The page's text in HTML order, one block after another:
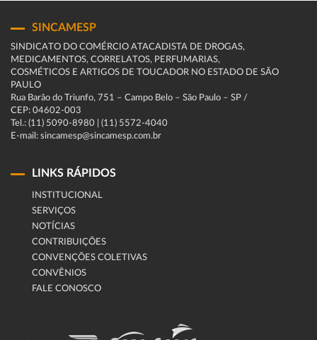
SINCAMESP
SINDICATO DO COMÉRCIO ATACADISTA DE DROGAS,
MEDICAMENTOS, CORRELATOS, PERFUMARIAS,
COSMÉTICOS E ARTIGOS DE TOUCADOR NO ESTADO DE SÃO
PAULO
Rua Barão do Triunfo, 751 – Campo Belo – São Paulo – SP /
CEP: 04602-003
Tel.: (11) 5090-8980 | (11) 5572-4040
E-mail: sincamesp@sincamesp.com.br
LINKS RÁPIDOS
INSTITUCIONAL
SERVIÇOS
NOTÍCIAS
CONTRIBUIÇÕES
CONVENÇÕES COLETIVAS
CONVÊNIOS
FALE CONOSCO